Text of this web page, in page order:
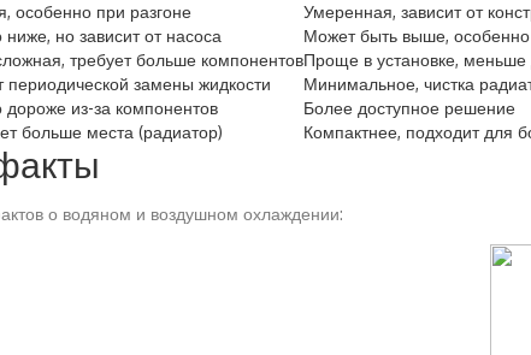
особенно при разгоне
Умеренная, зависит от
но зависит от насоса
Может быть выше, особенно
требует больше компонентовПроще в установке, меньше
периодической замены жидкости
Минимальное, чистка
из-за компонентов
Более доступное решение
больше места (радиатор) Компактнее, подходит для
о водяном и воздушном охлаждении: